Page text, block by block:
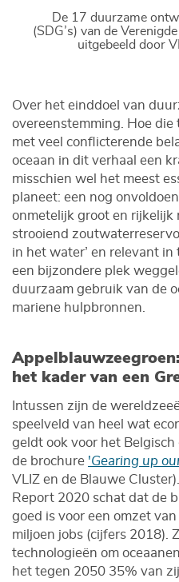
De 17 duurzame
(SDG’s) van de
uitgebeeld door
Over het einddoel van
overeenstemming. Hoe die
met veel conflicterende
oceaan in dit verhaal een
misschien wel het meest
planeet: een nog
onmetelijk groot en rijkelijk
strooiend
in het water’ en relevant in
een bijzondere plek
duurzaam gebruik van de
mariene hulpbronnen.
het kader van een
Intussen zijn de
speelveld van heel wat
geldt ook voor het
de brochure 'Gearing up
VLIZ en de Blauwe
Report 2020 schat dat de
goed is voor een omzet
miljoen jobs (cijfers 2018).
technologieën om
het tegen 2050 35% van